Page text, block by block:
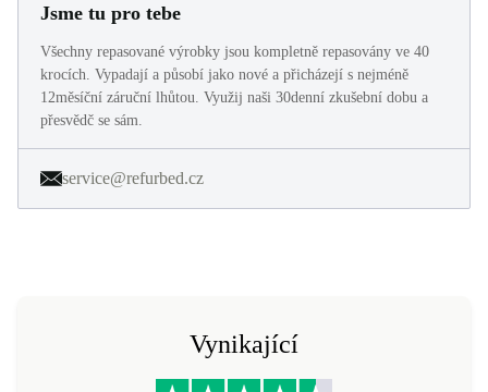
Jsme tu pro tebe
Všechny repasované výrobky jsou kompletně repasovány ve 40
krocích. Vypadají a působí jako nové a přicházejí s nejméně
12měsíční záruční lhůtou. Využij naši 30denní zkušební dobu a
přesvědč se sám.
service@refurbed.cz
Vynikající